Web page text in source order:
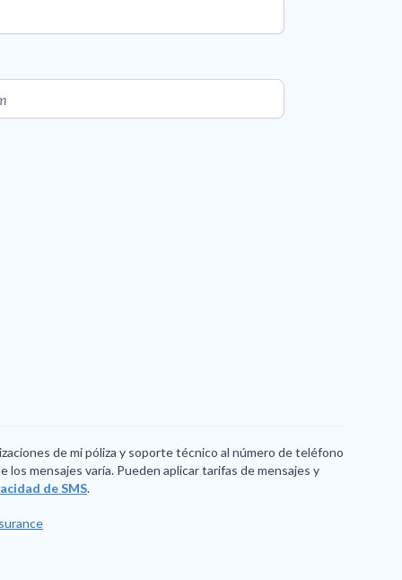
de mi póliza y soporte técnico al número de teléfono
mensajes varía. Pueden aplicar tarifas de mensajes y
de SMS.